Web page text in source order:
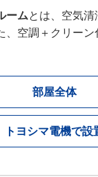
ームとは、空気
、空調＋クリーン
部屋全体
トヨシマ電機で設